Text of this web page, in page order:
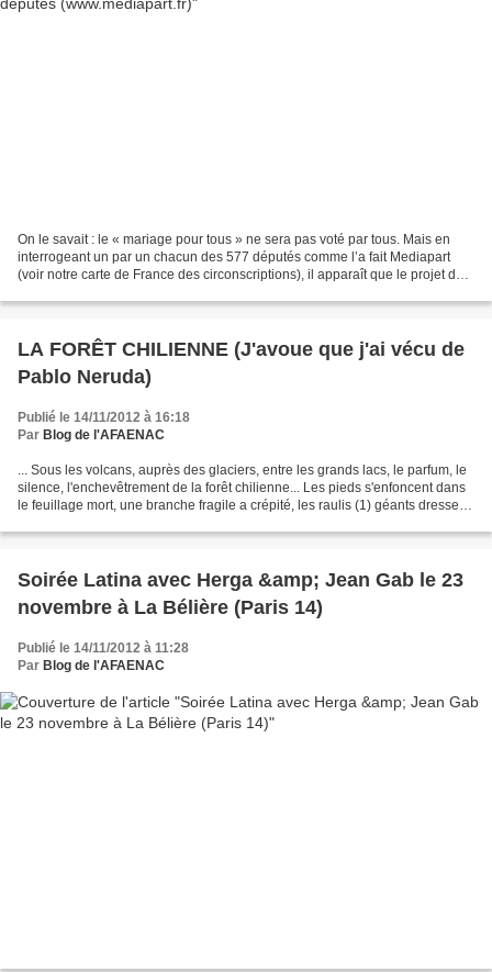
On le savait : le « mariage pour tous » ne sera pas voté par tous. Mais en
interrogeant un par un chacun des 577 députés comme l’a fait Mediapart
(voir notre carte de France des circonscriptions), il apparaît que le projet de
LA FORÊT CHILIENNE (J'avoue que j'ai vécu de
Pablo Neruda)
Publié le 14/11/2012 à 16:18
Par Blog de l'AFAENAC
... Sous les volcans, auprès des glaciers, entre les grands lacs, le parfum, le
silence, l'enchevêtrement de la forêt chilienne... Les pieds s'enfoncent dans
le feuillage mort, une branche fragile a crépité, les raulis (1) géants dressent
Soirée Latina avec Herga &amp; Jean Gab le 23
novembre à La Bélière (Paris 14)
Publié le 14/11/2012 à 11:28
Par Blog de l'AFAENAC